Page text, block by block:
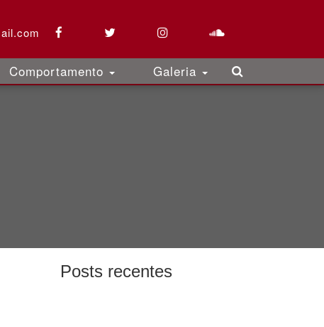
Comportamento Galeria
Posts recentes